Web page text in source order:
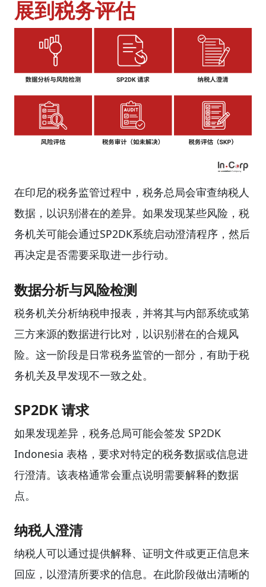
展到税务评估
在印尼的税务监管过程中，税务总局会审查纳税人
数据，以识别潜在的差异。如果发现某些风险，税
务机关可能会通过SP2DK系统启动澄清程序，然后
再决定是否需要采取进一步行动。
数据分析与风险检测
税务机关分析纳税申报表，并将其与内部系统或第
三方来源的数据进行比对，以识别潜在的合规风
险。这一阶段是日常税务监管的一部分，有助于税
务机关及早发现不一致之处。
SP2DK 请求
如果发现差异，税务总局可能会签发 SP2DK
Indonesia 表格，要求对特定的税务数据或信息进
行澄清。该表格通常会重点说明需要解释的数据
点。
纳税人澄清
纳税人可以通过提供解释、证明文件或更正信息来
回应，以澄清所要求的信息。在此阶段做出清晰的